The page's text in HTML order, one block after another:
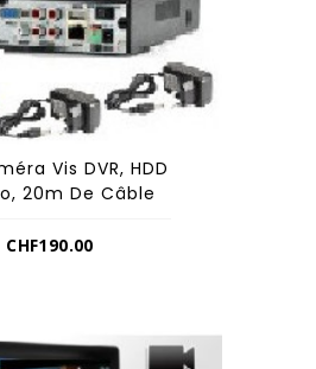
Vis DVR, HDD
20m De Câble
CHF190.00